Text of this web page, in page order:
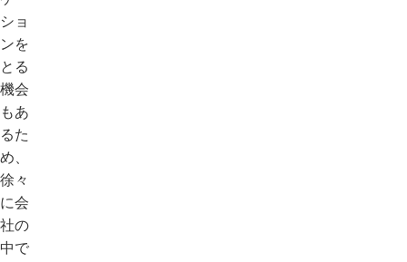
ショ
ンを
とる
機会
もあ
るた
め、
徐々
に会
社の
中で